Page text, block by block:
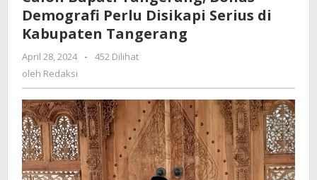
Bonus
Demografi
Perlu
Serius
Kabupaten
Tangerang
Demografi Perlu Disikapi Serius di
Kabupaten Tangerang
April 28, 2024
oleh
-
452 Dilihat
oleh Redaksi